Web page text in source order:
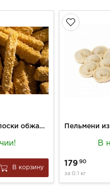
Минтай филе-полоски обжаренные в хрустящей панировке с добавлением морских водорослей зам, вес
В корзину
В
179 90
за0.1 кг